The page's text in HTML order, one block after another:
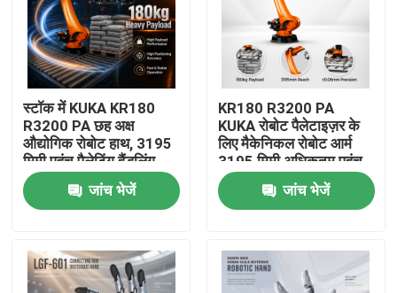
उत्पाद
स्टॉक में KUKA KR180
R3200 PA छह अक्ष
औद्योगिक रोबोट हाथ, 3195
मिमी पहुंच पैलेटिंग हैंडलिंग
रोबोट हाथ
जांच भेजें
KR180 R3200 PA
KUKA रोबोट पैलेटाइज़र के
लिए मैकेनिकल रोबोट आर्म
3195 मिमी अधिकतम पहुंच
जांच भेजें